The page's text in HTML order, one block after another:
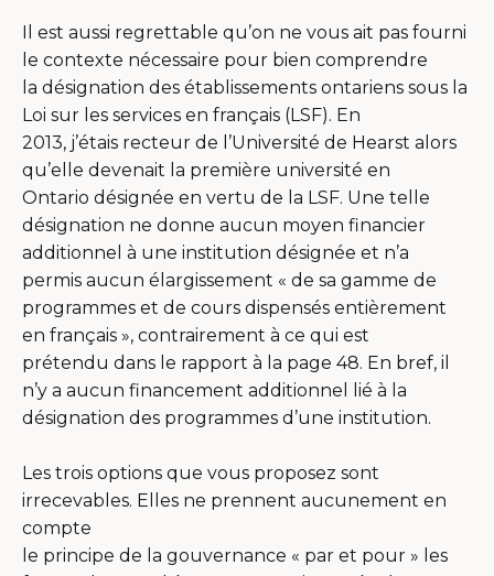
Il est aussi regrettable qu’on ne vous ait pas fourni
le contexte nécessaire pour bien comprendre
la désignation des établissements ontariens sous la
Loi sur les services en français (LSF). En
2013, j’étais recteur de l’Université de Hearst alors
qu’elle devenait la première université en
Ontario désignée en vertu de la LSF. Une telle
désignation ne donne aucun moyen financier
additionnel à une institution désignée et n’a
permis aucun élargissement « de sa gamme de
programmes et de cours dispensés entièrement
en français », contrairement à ce qui est
prétendu dans le rapport à la page 48. En bref, il
n’y a aucun financement additionnel lié à la
désignation des programmes d’une institution.
Les trois options que vous proposez sont
irrecevables. Elles ne prennent aucunement en
compte
le principe de la gouvernance « par et pour » les